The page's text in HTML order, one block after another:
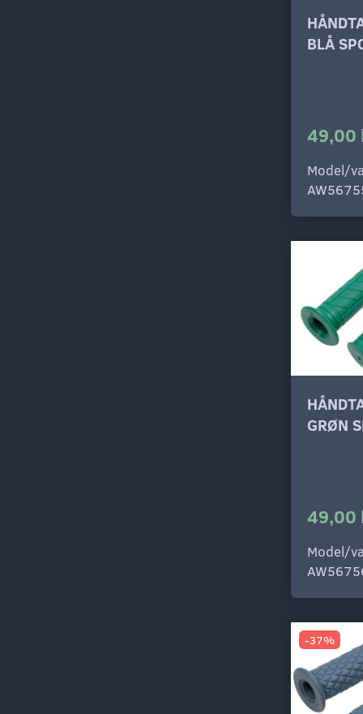
BLÅ
49,00
Model/
GRØN
49,00
Model/
-37%